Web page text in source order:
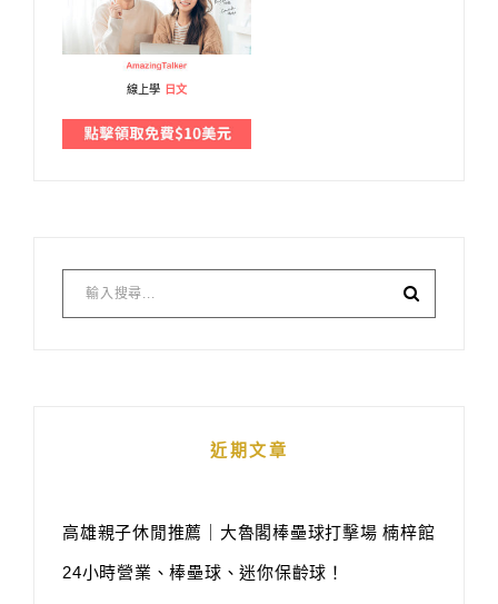
線上學 日文
近期文章
高雄親子休閒推薦｜大魯閣棒壘球打擊場 楠梓館
24小時營業、棒壘球、迷你保齡球！